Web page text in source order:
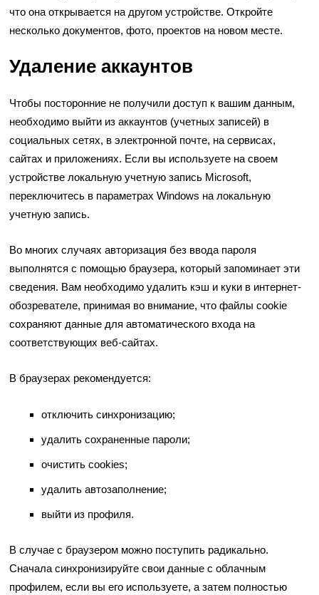
что она открывается на другом устройстве. Откройте
несколько документов, фото, проектов на новом месте.
Удаление аккаунтов
Чтобы посторонние не получили доступ к вашим данным,
необходимо выйти из аккаунтов (учетных записей) в
социальных сетях, в электронной почте, на сервисах,
сайтах и приложениях. Если вы используете на своем
устройстве локальную учетную запись Microsoft,
переключитесь в параметрах Windows на локальную
учетную запись.
Во многих случаях авторизация без ввода пароля
выполнятся с помощью браузера, который запоминает эти
сведения. Вам необходимо удалить кэш и куки в интернет-
обозревателе, принимая во внимание, что файлы cookie
сохраняют данные для автоматического входа на
соответствующих веб-сайтах.
В браузерах рекомендуется:
отключить синхронизацию;
удалить сохраненные пароли;
очистить cookies;
удалить автозаполнение;
выйти из профиля.
В случае с браузером можно поступить радикально.
Сначала синхронизируйте свои данные с облачным
профилем, если вы его используете, а затем полностью